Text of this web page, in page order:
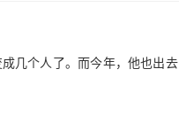
几个人了。而今年，他也出去